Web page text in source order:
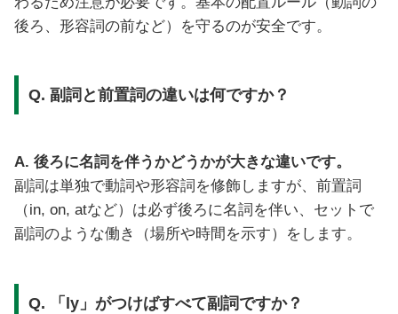
後ろ、形容詞の前など）を守るのが安全です。
Q. 副詞と前置詞の違いは何ですか？
A. 後ろに名詞を伴うかどうかが大きな違いです。
副詞は単独で動詞や形容詞を修飾しますが、前置詞
（in, on, atなど）は必ず後ろに名詞を伴い、セットで
副詞のような働き（場所や時間を示す）をします。
Q. 「ly」がつけばすべて副詞ですか？